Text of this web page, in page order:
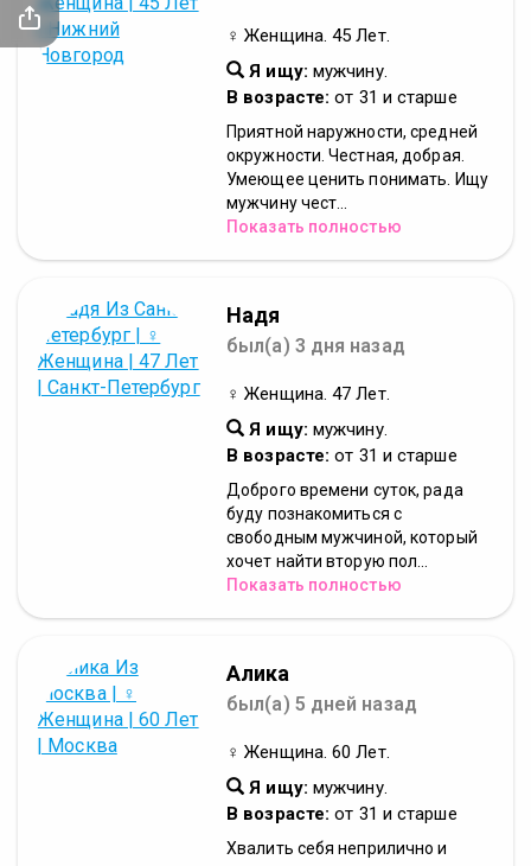
♀ Женщина. 45 Лет.
Я ищу: мужчину.
В возрасте: от 31 и старше
Приятной наружности, средней
окружности. Честная, добрая.
Умеющее ценить понимать. Ищу
мужчину чест...
Показать полностью
Надя
был(а) 3 дня назад
♀ Женщина. 47 Лет.
Я ищу: мужчину.
В возрасте: от 31 и старше
Доброго времени суток, рада
буду познакомиться с
свободным мужчиной, который
хочет найти вторую пол...
Показать полностью
Алика
был(а) 5 дней назад
♀ Женщина. 60 Лет.
Я ищу: мужчину.
В возрасте: от 31 и старше
Хвалить себя неприлично и